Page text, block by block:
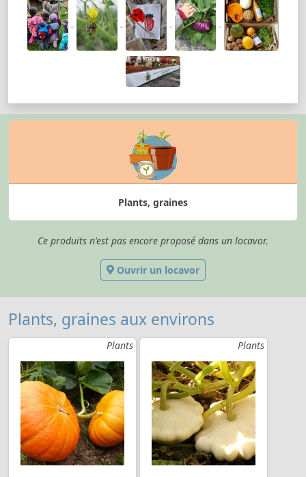
Plants, graines
Ce produits n'est pas encore proposé dans un locavor.
Ouvrir un locavor
Plants, graines aux environs
Plants Plants